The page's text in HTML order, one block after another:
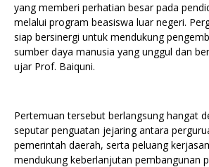
yang memberi perhatian besar pada
melalui program beasiswa luar negeri.
siap bersinergi untuk mendukung
sumber daya manusia yang unggul dan
ujar Prof. Baiquni.
Pertemuan tersebut berlangsung hangat
seputar penguatan jejaring antara
pemerintah daerah, serta peluang
mendukung keberlanjutan pembangunan